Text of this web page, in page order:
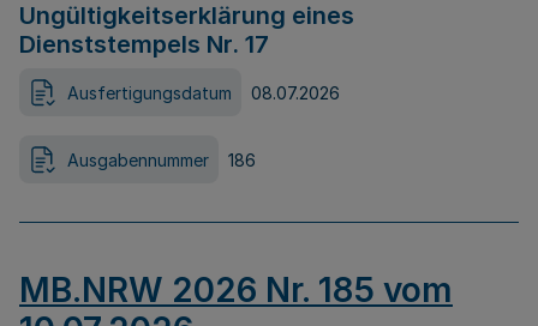
Ungültigkeitserklärung eines
Dienststempels Nr. 17
Ausfertigungsdatum 08.07.2026
Ausgabennummer 186
MB.NRW 2026 Nr. 185 vom